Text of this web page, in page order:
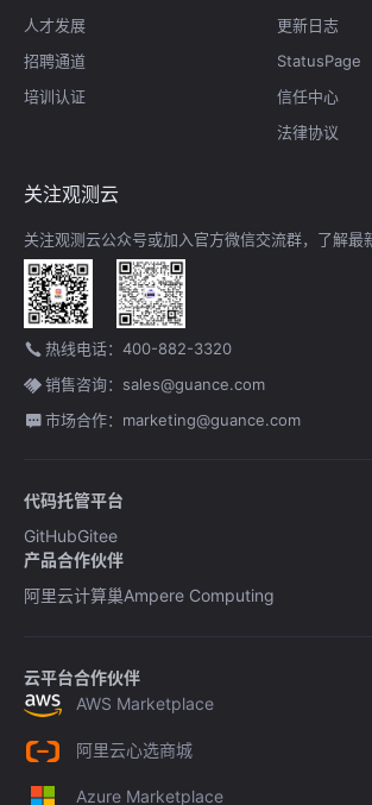
人才发展
招聘通道
培训认证
更新日志
StatusPage
信任中心
法律协议
关注观测云
关注观测云公众号或加入官方微信交流群，了解最
热线电话：400-882-3320
销售咨询：sales@guance.com
市场合作：marketing@guance.com
代码托管平台
GitHubGitee
产品合作伙伴
阿里云计算巢Ampere Computing
云平台合作伙伴
AWS Marketplace
阿里云心选商城
Azure Marketplace